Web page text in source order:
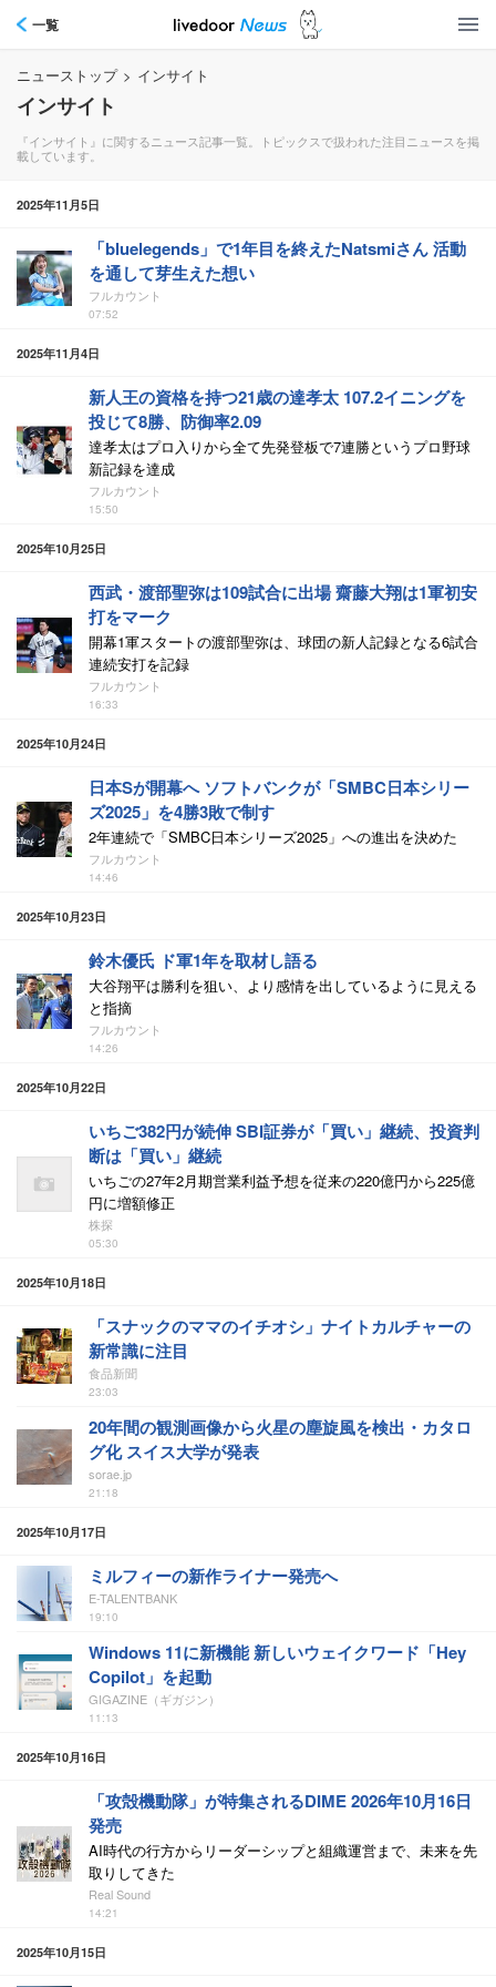
一覧
ニューストップ > インサイト
インサイト
『インサイト』に関するニュース記事一覧。トピックスで扱われた注目ニュースを掲
載しています。
2025年11月5日
「bluelegends」で1年目を終えたNatsmiさん 活動
を通して芽生えた想い
フルカウント
07:52
2025年11月4日
新人王の資格を持つ21歳の達孝太 107.2イニングを
投じて8勝、防御率2.09
達孝太はプロ入りから全て先発登板で7連勝というプロ野球
新記録を達成
フルカウント
15:50
2025年10月25日
西武・渡部聖弥は109試合に出場 齋藤大翔は1軍初安
打をマーク
開幕1軍スタートの渡部聖弥は、球団の新人記録となる6試合
連続安打を記録
フルカウント
16:33
2025年10月24日
日本Sが開幕へ ソフトバンクが「SMBC日本シリー
ズ2025」を4勝3敗で制す
2年連続で「SMBC日本シリーズ2025」への進出を決めた
フルカウント
14:46
2025年10月23日
鈴木優氏 ド軍1年を取材し語る
大谷翔平は勝利を狙い、より感情を出しているように見える
と指摘
フルカウント
14:26
2025年10月22日
いちご382円が続伸 SBI証券が「買い」継続、投資判
断は「買い」継続
いちごの27年2月期営業利益予想を従来の220億円から225億
円に増額修正
株探
05:30
2025年10月18日
「スナックのママのイチオシ」ナイトカルチャーの
新常識に注目
食品新聞
23:03
20年間の観測画像から火星の塵旋風を検出・カタロ
グ化 スイス大学が発表
sorae.jp
21:18
2025年10月17日
ミルフィーの新作ライナー発売へ
E-TALENTBANK
19:10
Windows 11に新機能 新しいウェイクワード「Hey
Copilot」を起動
GIGAZINE（ギガジン）
11:13
2025年10月16日
「攻殻機動隊」が特集されるDIME 2026年10月16日
発売
AI時代の行方からリーダーシップと組織運営まで、未来を先
取りしてきた
Real Sound
14:21
2025年10月15日